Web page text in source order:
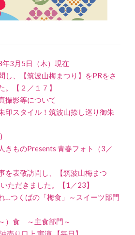
年3月5日（木）現在
し、【筑波山梅まつり】をPRをさ
。【２／１７】
撮影等について
印スタイル！筑波山捺し巡り御朱
きものPresents 青春フォト（3／
表敬訪問し、【筑波山梅まつ
ただきました。【1／23】
…つくばの「梅食」～スイーツ部門
）食 ～主食部門～